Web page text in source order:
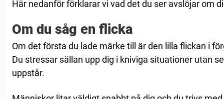
Här nedanför förklarar vi vad det du ser avslöjar om
Om du såg en flicka
Om det första du lade märke till är den lilla flickan i
Du stressar sällan upp dig i kniviga situationer utan
uppstår.